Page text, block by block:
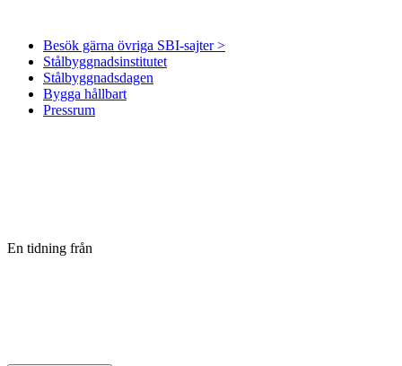
Besök gärna övriga SBI-sajter >
Stålbyggnadsinstitutet
Stålbyggnadsdagen
Bygga hållbart
Pressrum
En tidning från